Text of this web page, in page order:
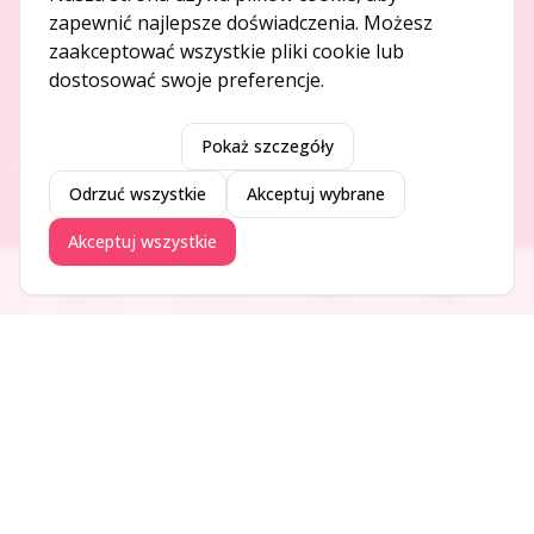
O NAS
O serwisie
Kontakt
DODAJ I PROMUJ
Dodaj ogłoszenie
Dodaj firmę
Promuj ogłoszenie
Ogłoszenia Aktualności Firmy Blog
zapewnić najlepsze doświadczenia. Możesz
zaakceptować wszystkie pliki cookie lub
dostosować swoje preferencje.
Pokaż szczegóły
Odrzuć wszystkie Akceptuj wybrane
Akceptuj wszystkie